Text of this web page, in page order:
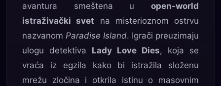
avantura smeštena u open-world
istraživački svet na misterioznom ostrvu
nazvanom Paradise Island. Igrači preuzimaju
ulogu detektiva Lady Love Dies, koja se
vraća iz egzila kako bi istražila složenu
mrežu zločina i otkrila istinu o masovnim